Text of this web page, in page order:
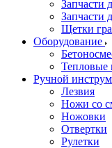
Запчасти
Запчасти
Щетки
Оборудование
Тепловые
Ручной
Лезвия
Ножи со
Ножовки
Отвертки
Рулетки